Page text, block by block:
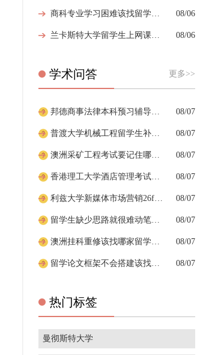
08/06
08/06
学术问答 更多>>
08/07
08/07
08/07
08/07
08/07
08/07
08/07
08/07
热门标签
曼彻斯特大学